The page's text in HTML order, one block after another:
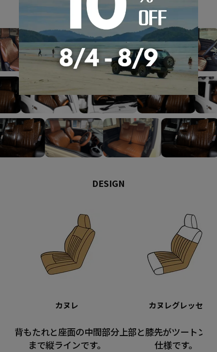
DESIGN
カヌレ
背もたれと座面の中間部分
まで縦ラインです。
カヌレグレッセ
上部と膝先がツートン
仕様です。